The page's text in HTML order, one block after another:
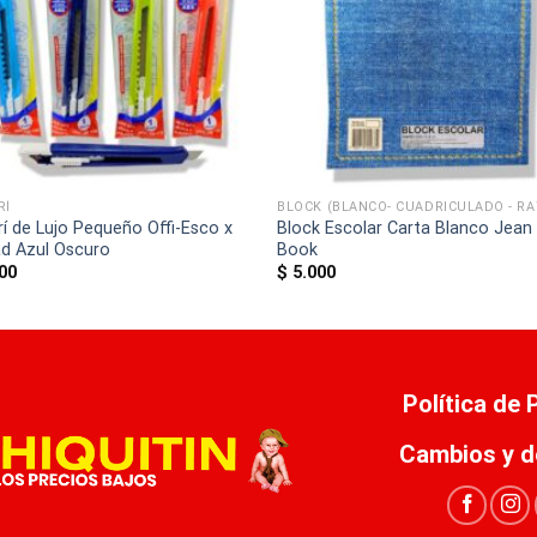
de Lujo Pequeño Offi-Esco x
Azul Oscuro
Block Escolar Carta Blanco Jean
Book
$ 5.000
Política de
Cambios y